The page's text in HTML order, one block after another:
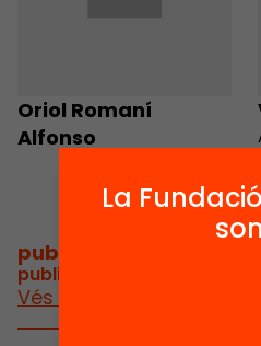
Oriol Romaní
Alfonso
publicacions i vídeos
publicacions i vídeos
Vés a publicacions i
La